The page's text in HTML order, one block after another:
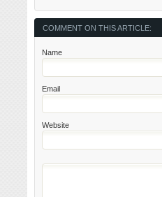
COMMENT ON THIS ARTICLE:
Name
Email
Website